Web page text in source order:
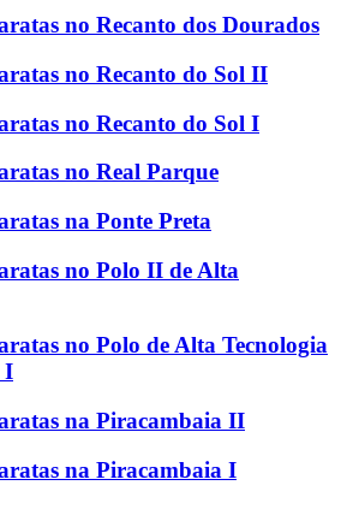
no Recanto dos Dourados
no Recanto do Sol II
no Recanto do Sol I
no Real Parque
na Ponte Preta
no Polo II de Alta
no Polo de Alta Tecnologia
I
na Piracambaia II
na Piracambaia I